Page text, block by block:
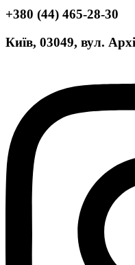
+380 (44) 465-28-30
Київ, 03049, вул.